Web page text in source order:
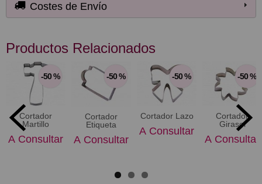
Costes de Envío
Productos Relacionados
-50 %
Cortador
Martillo
A Consultar
-50 %
Cortador
Etiqueta
A Consultar
-50 %
Cortador Lazo
A Consultar
-50 %
Cortador
Girasol
A Consultar